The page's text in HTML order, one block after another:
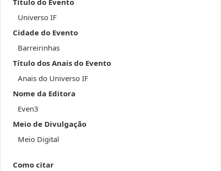
Título do Evento
Universo IF
Cidade do Evento
Barreirinhas
Título dos Anais do Evento
Anais do Universo IF
Nome da Editora
Even3
Meio de Divulgação
Meio Digital
Como citar